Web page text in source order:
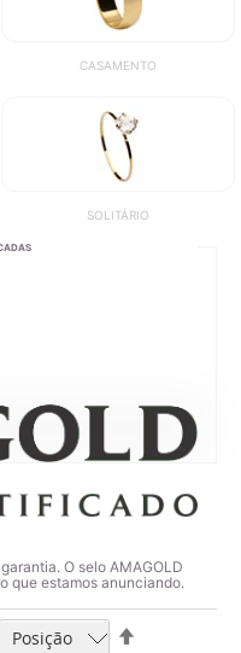
CASAMENTO
SOLITÁRIO
O selo AMAGOLD
que estamos anunciando.
Definir